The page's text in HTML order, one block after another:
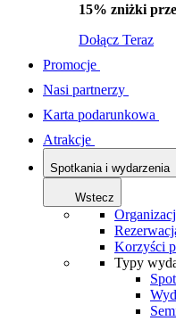
15% zniżki
Dołącz Teraz
Promocje
Nasi partnerzy
Karta podarunkowa
Atrakcje
Spotkania i wydarzenia
Wstecz
Korzyści
Typy